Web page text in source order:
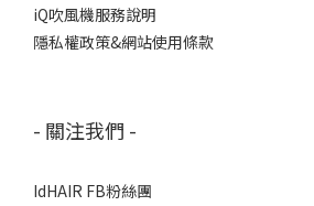
iQ吹風機服務說明
隱私權政策&網站使用條款
- 關注我們 -
IdHAIR FB粉絲團